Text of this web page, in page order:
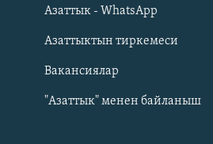
ОНЛАЙН ШЕРИНЕ
Азаттык - WhatsApp
Азаттыктын тиркемеси
Вакансиялар
"Азаттык" менен байланыш